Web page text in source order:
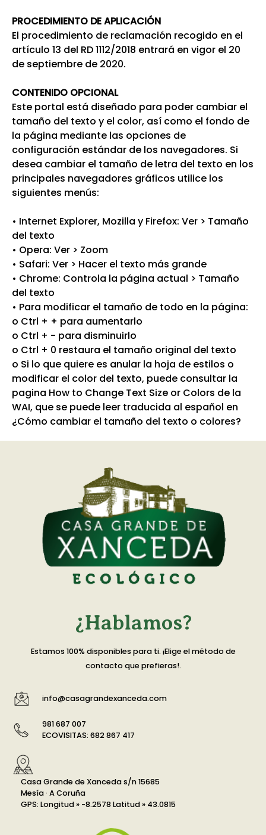
PROCEDIMIENTO DE APLICACIÓN
El procedimiento de reclamación recogido en el
artículo 13 del RD 1112/2018 entrará en vigor el 20
de septiembre de 2020.
CONTENIDO OPCIONAL
Este portal está diseñado para poder cambiar el
tamaño del texto y el color, así como el fondo de
la página mediante las opciones de
configuración estándar de los navegadores. Si
desea cambiar el tamaño de letra del texto en los
principales navegadores gráficos utilice los
siguientes menús:
• Internet Explorer, Mozilla y Firefox: Ver > Tamaño
del texto
• Opera: Ver > Zoom
• Safari: Ver > Hacer el texto más grande
• Chrome: Controla la página actual > Tamaño
del texto
• Para modificar el tamaño de todo en la página:
o Ctrl + + para aumentarlo
o Ctrl + - para disminuirlo
o Ctrl + 0 restaura el tamaño original del texto
o Si lo que quiere es anular la hoja de estilos o
modificar el color del texto, puede consultar la
pagina How to Change Text Size or Colors de la
WAI, que se puede leer traducida al español en
¿Cómo cambiar el tamaño del texto o colores?
¿Hablamos?
Estamos 100% disponibles para ti. ¡Elige el método de
contacto que prefieras!.
info@casagrandexanceda.com
981 687 007
ECOVISITAS: 682 867 417
Casa Grande de Xanceda s/n 15685
Mesía · A Coruña
GPS: Longitud » -8.2578 Latitud » 43.0815